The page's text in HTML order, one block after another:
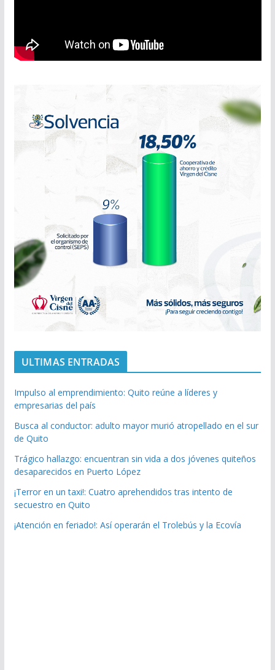
ULTIMAS ENTRADAS
Impulso al emprendimiento: Quito reúne a líderes y
empresarias del país
Busca al conductor: adulto mayor murió atropellado en el sur
de Quito
Trágico hallazgo: encuentran sin vida a dos jóvenes quiteños
desaparecidos en Puerto López
¡Terror en un taxi!: Cuatro aprehendidos tras intento de
secuestro en Quito
¡Atención en feriado!: Así operarán el Trolebús y la Ecovía